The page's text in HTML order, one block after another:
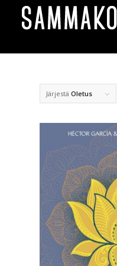
Järjestä Oletus